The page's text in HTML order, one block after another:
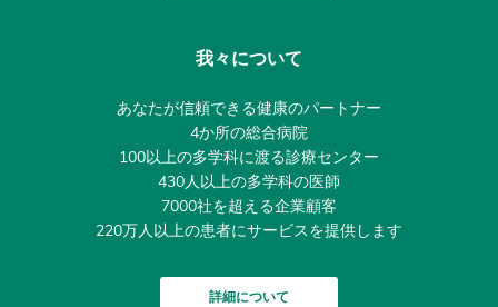
我々について
あなたが信頼できる健康のパートナー
4か所の総合病院
100以上の多学科に渡る診療センター
430人以上の多学科の医師
7000社を超える企業顧客
220万人以上の患者にサービスを提供します
詳細について